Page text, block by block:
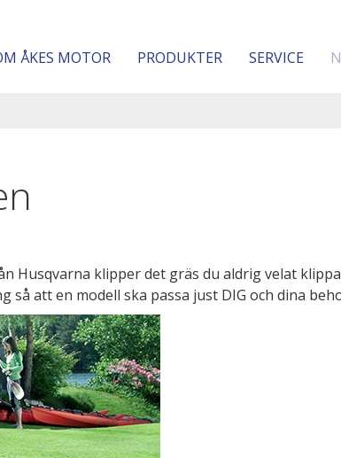
ÅKES MOTOR PRODUKTER SERVICE
Husqvarna klipper det gräs du aldrig velat
att en modell ska passa just DIG och dina